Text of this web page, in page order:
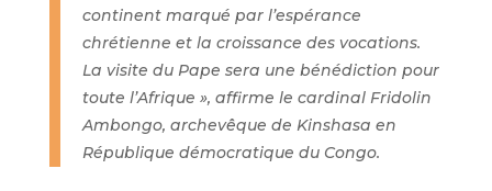
continent marqué par l’espérance
chrétienne et la croissance des vocations.
La visite du Pape sera une bénédiction pour
toute l’Afrique », affirme le cardinal Fridolin
Ambongo, archevêque de Kinshasa en
République démocratique du Congo.